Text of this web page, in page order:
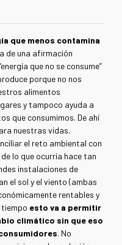
que menos contamina
de una afirmación
que no se consume”
porque no nos
alimentos
y tampoco ayuda a
que consumimos. De ahí
nuestras vidas.
el reto ambiental con
lo que ocurría hace tan
instalaciones de
el sol y el viento (ambas
rentables y
tiempo esto va a permitir
climático sin que eso
. No